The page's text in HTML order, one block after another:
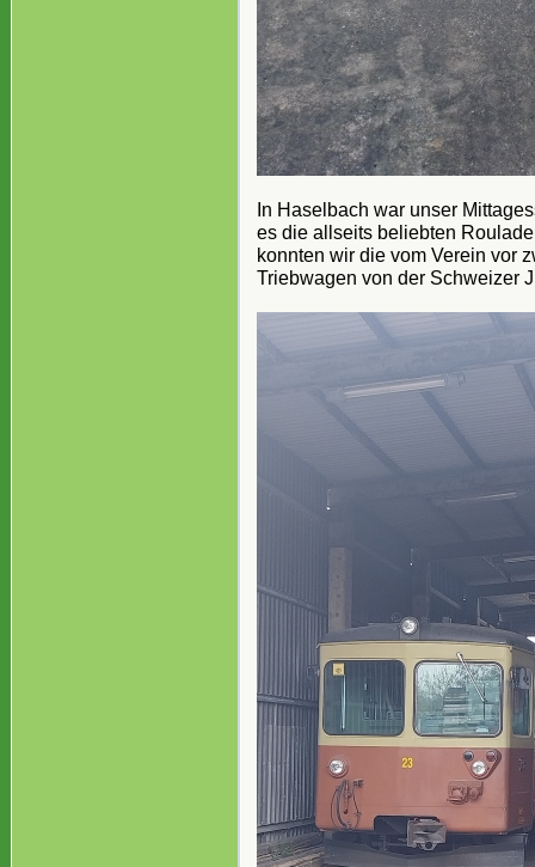
In Haselbach war unser
es die allseits beliebten
konnten wir die vom Verein vor
Triebwagen von der Schweizer